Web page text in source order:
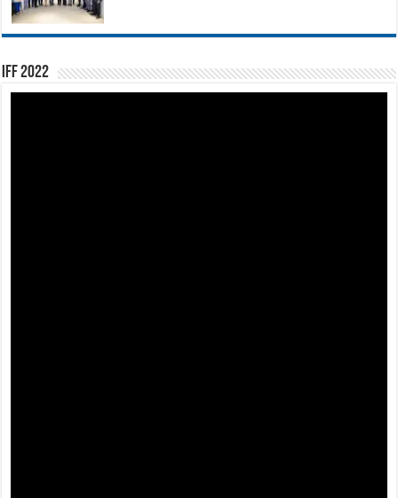
IFF 2022